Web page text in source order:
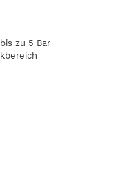
zu 5 Bar